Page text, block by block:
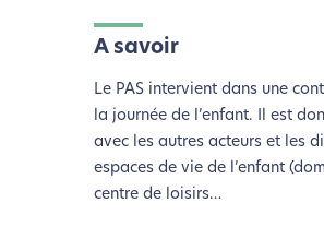
L’écoconception,
A savoir
Le PAS intervient dans une
la journée de l’enfant. Il est
avec les autres acteurs et les
espaces de vie de l’enfant
centre de loisirs…